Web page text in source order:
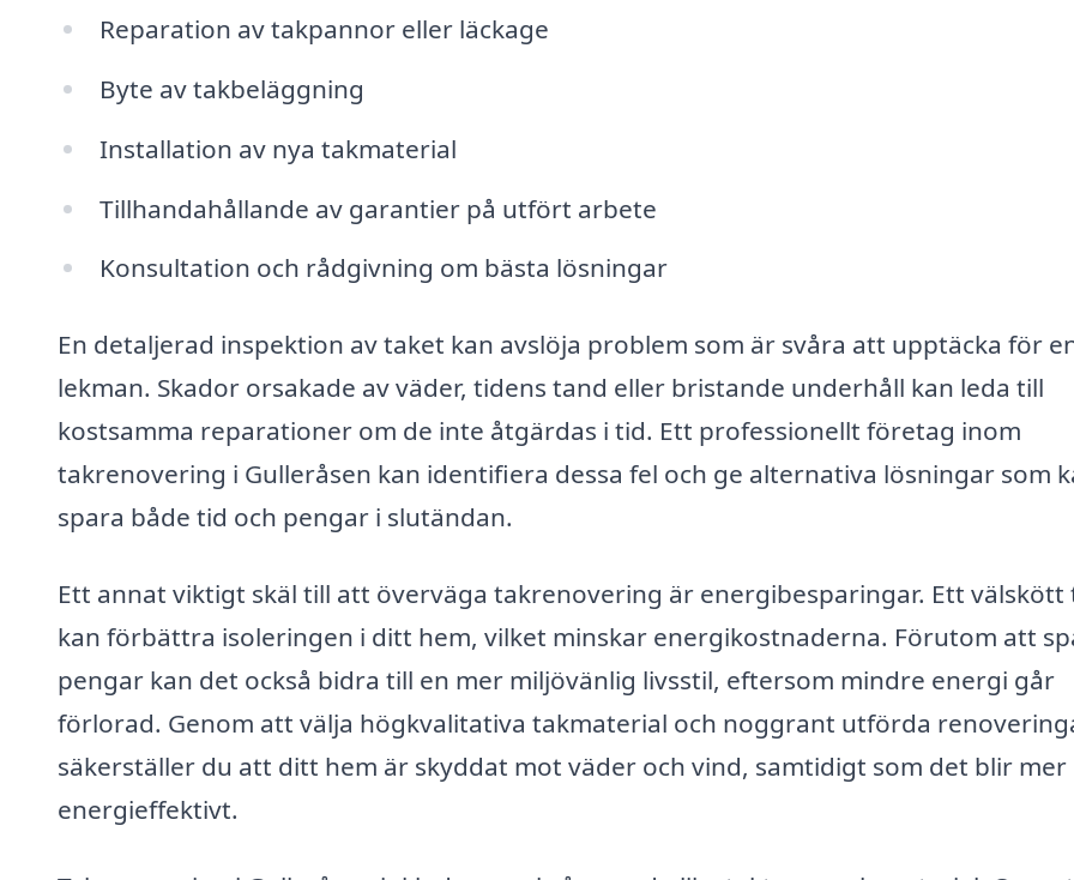
Reparation av takpannor eller läckage
Byte av takbeläggning
Installation av nya takmaterial
Tillhandahållande av garantier på utfört arbete
Konsultation och rådgivning om bästa lösningar
En detaljerad inspektion av taket kan avslöja problem som är svåra att upptäcka för
lekman. Skador orsakade av väder, tidens tand eller bristande underhåll kan leda till
kostsamma reparationer om de inte åtgärdas i tid. Ett professionellt företag inom
takrenovering i Gulleråsen kan identifiera dessa fel och ge alternativa lösningar som
spara både tid och pengar i slutändan.
Ett annat viktigt skäl till att överväga takrenovering är energibesparingar. Ett välskött
kan förbättra isoleringen i ditt hem, vilket minskar energikostnaderna. Förutom att
pengar kan det också bidra till en mer miljövänlig livsstil, eftersom mindre energi går
förlorad. Genom att välja högkvalitativa takmaterial och noggrant utförda
säkerställer du att ditt hem är skyddat mot väder och vind, samtidigt som det blir mer
energieffektivt.